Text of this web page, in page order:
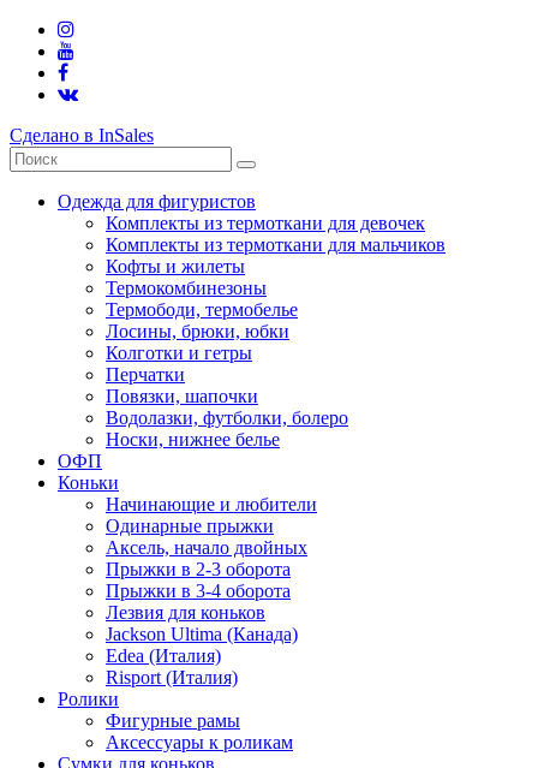
Сделано в InSales
Одежда для фигуристов
Комплекты из термоткани для девочек
Комплекты из термоткани для мальчиков
Кофты и жилеты
Термокомбинезоны
Термободи, термобелье
Лосины, брюки, юбки
Колготки и гетры
Перчатки
Повязки, шапочки
Водолазки, футболки, болеро
Носки, нижнее белье
ОФП
Коньки
Начинающие и любители
Одинарные прыжки
Аксель, начало двойных
Прыжки в 2-3 оборота
Прыжки в 3-4 оборота
Лезвия для коньков
Jackson Ultima (Канада)
Edea (Италия)
Risport (Италия)
Ролики
Фигурные рамы
Аксессуары к роликам
Сумки для коньков